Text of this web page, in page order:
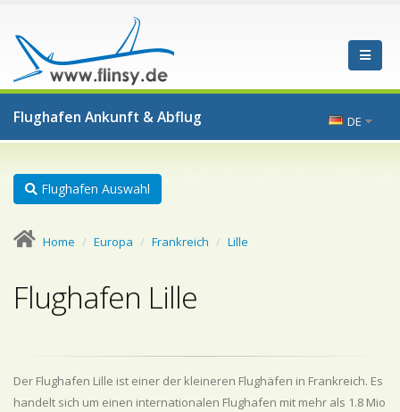
Flughafen Ankunft & Abflug DE
Flughafen Auswahl
Home Europa Frankreich Lille
Flughafen Lille
Der Flughafen Lille ist einer der kleineren Flughäfen in Frankreich. Es
handelt sich um einen internationalen Flughafen mit mehr als 1.8 Mio